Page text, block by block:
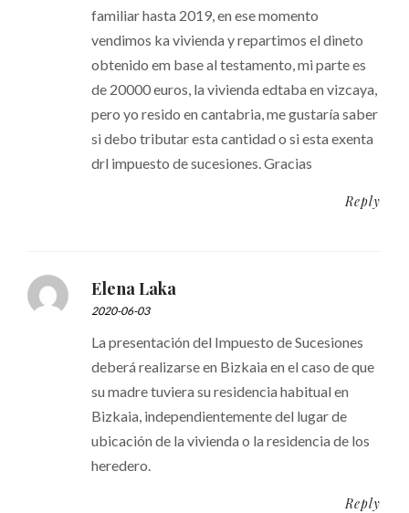
familiar hasta 2019, en ese momento
vendimos ka vivienda y repartimos el dineto
obtenido em base al testamento, mi parte es
de 20000 euros, la vivienda edtaba en vizcaya,
pero yo resido en cantabria, me gustaría saber
si debo tributar esta cantidad o si esta exenta
drl impuesto de sucesiones. Gracias
Reply
Elena Laka
2020-06-03
La presentación del Impuesto de Sucesiones
deberá realizarse en Bizkaia en el caso de que
su madre tuviera su residencia habitual en
Bizkaia, independientemente del lugar de
ubicación de la vivienda o la residencia de los
heredero.
Reply